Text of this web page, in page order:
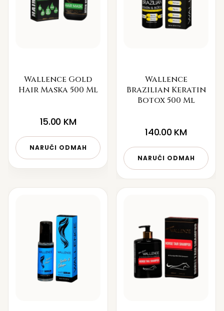
Wallence Gold
Hair Maska 500 Ml
15.00 KM
NARUČI ODMAH
Wallence
Brazilian Keratin
Botox 500 Ml
140.00 KM
NARUČI ODMAH